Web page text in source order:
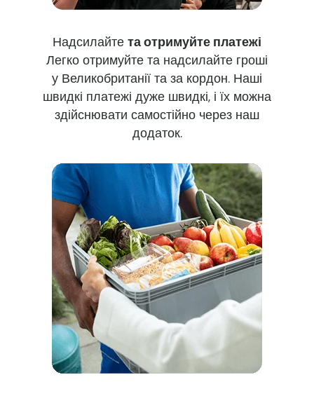
Надсилайте та отримуйте платежі
Легко отримуйте та надсилайте гроші
у Великобританії та за кордон. Наші
швидкі платежі дуже швидкі, і їх можна
здійснювати самостійно через наш
додаток.